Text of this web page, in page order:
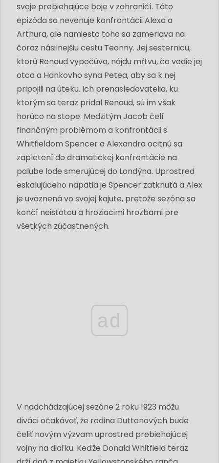
svoje prebiehajúce boje v zahraničí. Táto
epizóda sa nevenuje konfrontácii Alexa a
Arthura, ale namiesto toho sa zameriava na
čoraz násilnejšiu cestu Teonny. Jej sesternicu,
ktorú Renaud vypočúva, nájdu mŕtvu, čo vedie jej
otca a Hankovho syna Petea, aby sa k nej
pripojili na úteku. Ich prenasledovatelia, ku
ktorým sa teraz pridal Renaud, sú im však
horúco na stope. Medzitým Jacob čelí
finančným problémom a konfrontácii s
Whitfieldom Spencer a Alexandra ocitnú sa
zapletení do dramatickej konfrontácie na
palube lode smerujúcej do Londýna. Uprostred
eskalujúceho napätia je Spencer zatknutá a Alex
je uväznená vo svojej kajute, pretože sezóna sa
končí neistotou a hroziacimi hrozbami pre
všetkých zúčastnených.
ad
V nadchádzajúcej sezóne 2 roku 1923 môžu
diváci očakávať, že rodina Duttonových bude
čeliť novým výzvam uprostred prebiehajúcej
vojny na diaľku. Keďže Donald Whitfield teraz